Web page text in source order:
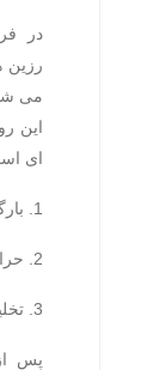
در
رزین
می
این
ای
پس